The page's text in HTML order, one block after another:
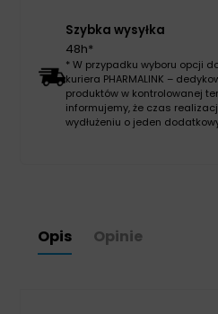
Szybka wysyłka
48h*
* W przypadku wyboru opcji
kuriera PHARMALINK –
produktów w kontrolowanej
informujemy, że czas
wydłużeniu o jeden
Opis Opinie